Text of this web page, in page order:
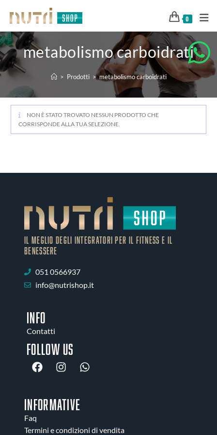
0
metabolismo carboidrati
> Prodotti > metabolismo carboidrati
NON È STATO TROVATO NESSUN PRODOTTO CHE
CORRISPONDE ALLA TUA SELEZIONE.
IL MEGLIO DEGLI Integratori PER IL FITNESS E IL
BENESSERE
051 0566937
info@nutrishop.it
INFO
Contatti
Follow us
INFORMATIVE
Faq
Termini e condizioni di vendita